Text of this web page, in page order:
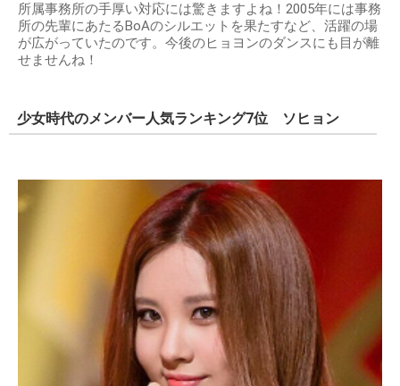
所属事務所の手厚い対応には驚きますよね！2005年には事務
所の先輩にあたるBoAのシルエットを果たすなど、活躍の場
が広がっていたのです。今後のヒョヨンのダンスにも目が離
せませんね！
少女時代のメンバー人気ランキング7位 ソヒョン